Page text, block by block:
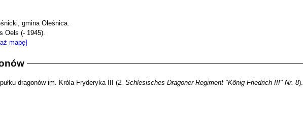
gmina Oleśnica.
Oels (- 1945).
mapę]
dragonów im. Króla Fryderyka III (2. Schlesisches Dragoner-Regiment "König Friedrich III" Nr. 8).